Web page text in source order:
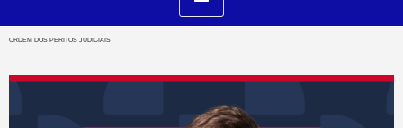
ORDEM DOS PERITOS JUDICIAIS